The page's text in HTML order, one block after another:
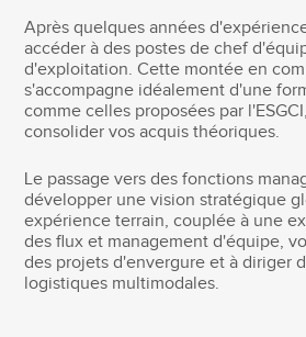
Après quelques années
accéder à des postes de chef
d'exploitation. Cette montée en
s'accompagne idéalement d'une
comme celles proposées par
consolider vos acquis théoriques.
Le passage vers des fonctions
développer une vision stratégique
expérience terrain, couplée à une
des flux et management d'équipe,
des projets d'envergure et à diriger
logistiques multimodales.